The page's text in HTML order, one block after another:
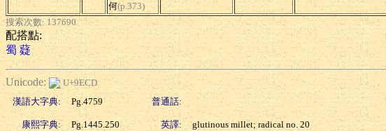
何(p.373)
搜索次數: 137690
配搭點:
蜀 薿
Unicode:
U+9ECD
漢語大字典:
Pg.4759 普通話:
康熙字典: Pg.1445.250 英譯: glutinous millet; radical no. 20